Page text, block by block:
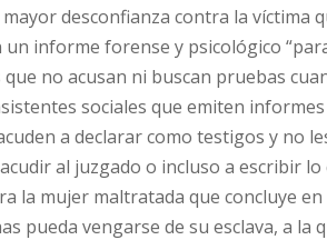
desconfianza contra la víctima
informe forense y psicológico
que no acusan ni buscan pruebas
sociales que emiten
a declarar como testigos y no
al juzgado o incluso a escribir
la mujer maltratada que concluye
pueda vengarse de su esclava, a la